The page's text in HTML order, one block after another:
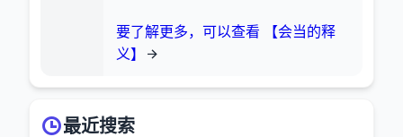
要了解更多，可以查看 【会当的释
义】
最近搜索